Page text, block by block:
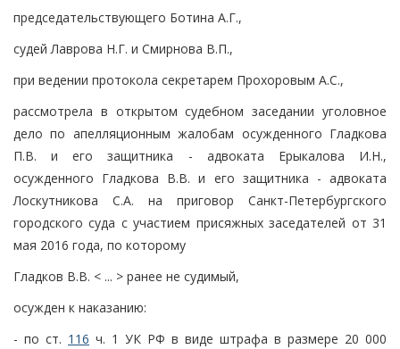
председательствующего Ботина А.Г.,
судей Лаврова Н.Г. и Смирнова В.П.,
при ведении протокола секретарем Прохоровым А.С.,
рассмотрела в открытом судебном заседании уголовное
дело по апелляционным жалобам осужденного Гладкова
П.В. и его защитника - адвоката Ерыкалова И.Н.,
осужденного Гладкова В.В. и его защитника - адвоката
Лоскутникова С.А. на приговор Санкт-Петербургского
городского суда с участием присяжных заседателей от 31
мая 2016 года, по которому
Гладков В.В. < ... > ранее не судимый,
осужден к наказанию:
- по ст. 116 ч. 1 УК РФ в виде штрафа в размере 20 000